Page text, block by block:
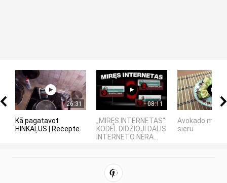
26:31
Kā pagatavot
HINKAĻUS | Recepte
08:11
„MIRĘS INTERNETAS“:
KODĖL DIDŽIOJI DALIS
INTERNETO NĖRA...
Avokado
sieru